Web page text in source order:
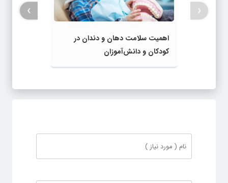
اهمیت سلامت دهان و دندان در
کودکان و دانش‌آموزان
‹
›